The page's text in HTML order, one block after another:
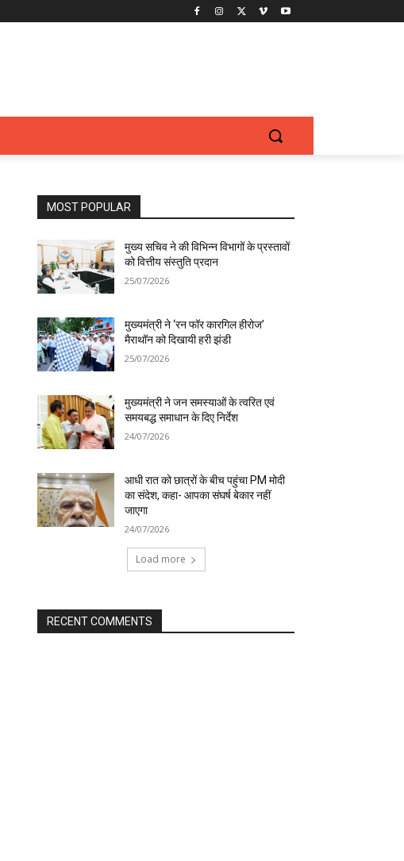
MOST POPULAR
मुख्य सचिव ने की विभिन्न विभागों के प्रस्तावों
को वित्तीय संस्तुति प्रदान
25/07/2026
मुख्यमंत्री ने ‘रन फॉर कारगिल हीरोज’
मैराथॉन को दिखायी हरी झंडी
25/07/2026
मुख्यमंत्री ने जन समस्याओं के त्वरित एवं
समयबद्ध समाधान के दिए निर्देश
24/07/2026
आधी रात को छात्रों के बीच पहुंचा PM मोदी
का संदेश, कहा- आपका संघर्ष बेकार नहीं
जाएगा
24/07/2026
Load more
RECENT COMMENTS